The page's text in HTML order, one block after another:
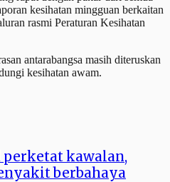
kesihatan mingguan berkaitan
rasmi Peraturan Kesihatan
antarabangsa masih diteruskan
kesihatan awam.
kawalan,
berbahaya